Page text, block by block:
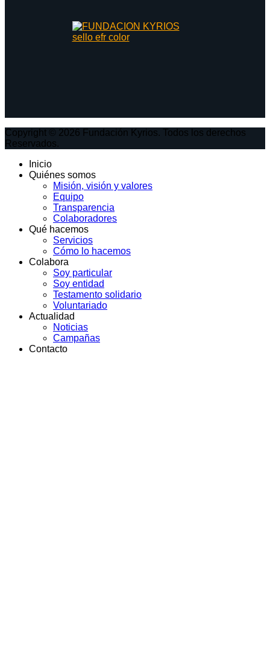
Copyright © 2026 Fundación Kyrios. Todos los derechos
Reservados.
Inicio
Quiénes somos
Misión, visión y valores
Equipo
Transparencia
Colaboradores
Qué hacemos
Servicios
Cómo lo hacemos
Colabora
Soy particular
Soy entidad
Testamento solidario
Voluntariado
Actualidad
Noticias
Campañas
Contacto